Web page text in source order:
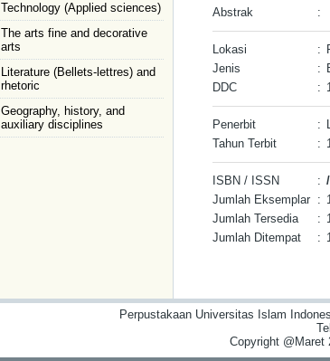
Technology (Applied sciences)
The arts fine and decorative
arts
Literature (Bellets-lettres) and
rhetoric
Geography, history, and
auxiliary disciplines
Abstrak :
Lokasi :
Jenis
:
DDC
:
Penerbit :
Tahun Terbit
:
ISBN / ISSN : /
Jumlah Eksemplar :
Jumlah Tersedia
:
Jumlah Ditempat
:
Perpustakaan Universitas Islam
Copyright @Maret